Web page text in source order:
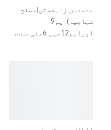
محمدبن زایدسٹی(مصفح
شہابیہ)ایم9
اورایم12میں 6مئی سے…